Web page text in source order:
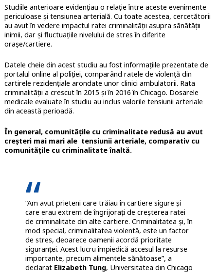
Studiile anterioare evidențiau o relație între aceste evenimente
periculoase și tensiunea arterială. Cu toate acestea, cercetătorii
au avut în vedere impactul ratei criminalității asupra sănătății
inimii, dar și fluctuațiile nivelului de stres în diferite
orașe/cartiere.
Datele cheie din acest studiu au fost informațiile prezentate de
portalul online al poliției, comparând ratele de violență din
cartirele rezidențiale arondate unor clinici ambulatorii. Rata
criminalității a crescut în 2015 și în 2016 în Chicago. Dosarele
medicale evaluate în studiu au inclus valorile tensiunii arteriale
din această perioadă.
În general, comunitățile cu criminalitate redusă au avut
creșteri mai mari ale tensiunii arteriale, comparativ cu
comunitățile cu criminalitate înaltă.
“Am avut prieteni care trăiau în cartiere sigure și
care erau extrem de îngrijorați de creșterea ratei
de criminalitate din alte cartiere. Criminalitatea și, în
mod special, criminalitatea violentă, este un factor
de stres, deoarece oamenii acordă prioritate
siguranței. Acest lucru împiedică accesul la resurse
importante, precum alimentele sănătoase”, a
declarat Elizabeth Tung, Universitatea din Chicago